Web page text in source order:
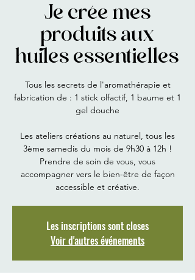
Je crée mes
produits aux
huiles essentielles
Tous les secrets de l'aromathérapie et
fabrication de : 1 stick olfactif, 1 baume et 1
gel douche
Les ateliers créations au naturel, tous les
3ème samedis du mois de 9h30 à 12h !
Prendre de soin de vous, vous
accompagner vers le bien-être de façon
accessible et créative.
Les inscriptions sont closes
Voir d'autres événements